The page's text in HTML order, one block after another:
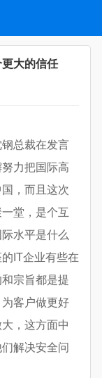
大的信任
总裁在发言
力把国际高
，而且这次
堂，是个互
水平是什么
IT企业有些在
宗旨都是提
客户做更好
，这方面中
解决安全问